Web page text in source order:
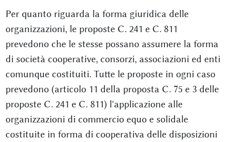
Per quanto riguarda la forma giuridica delle
organizzazioni, le proposte C. 241 e C. 811
prevedono che le stesse possano assumere la forma
di società cooperative, consorzi, associazioni ed enti
comunque costituiti. Tutte le proposte in ogni caso
prevedono (articolo 11 della proposta C. 75 e 3 delle
proposte C. 241 e C. 811) l'applicazione alle
organizzazioni di commercio equo e solidale
costituite in forma di cooperativa delle disposizioni